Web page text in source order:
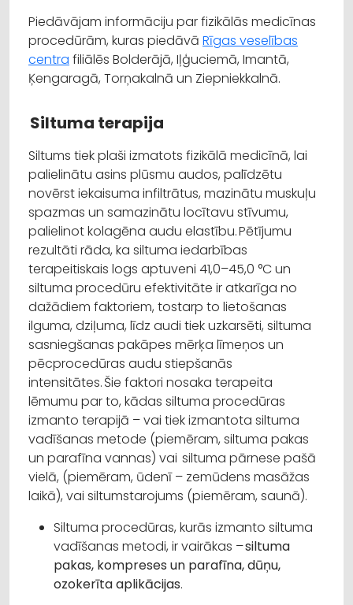
Piedāvājam informāciju par fizikālās medicīnas
procedūrām, kuras piedāvā Rīgas veselības
centra filiālēs Bolderājā, Iļģuciemā, Imantā,
Ķengaragā, Torņakalnā un Ziepniekkalnā.
Siltuma terapija
Siltums tiek plaši izmatots fizikālā medicīnā, lai
palielinātu asins plūsmu audos, palīdzētu
novērst iekaisuma infiltrātus, mazinātu muskuļu
spazmas un samazinātu locītavu stīvumu,
palielinot kolagēna audu elastību. Pētījumu
rezultāti rāda, ka siltuma iedarbības
terapeitiskais logs aptuveni 41,0–45,0 °C un
siltuma procedūru efektivitāte ir atkarīga no
dažādiem faktoriem, tostarp to lietošanas
ilguma, dziļuma, līdz audi tiek uzkarsēti, siltuma
sasniegšanas pakāpes mērķa līmeņos un
pēcprocedūras audu stiepšanās
intensitātes. Šie faktori nosaka terapeita
lēmumu par to, kādas siltuma procedūras
izmanto terapijā – vai tiek izmantota siltuma
vadīšanas metode (piemēram, siltuma pakas
un parafīna vannas) vai siltuma pārnese pašā
vielā, (piemēram, ūdenī – zemūdens masāžas
laikā), vai siltumstarojums (piemēram, saunā).
Siltuma procedūras, kurās izmanto siltuma
vadīšanas metodi, ir vairākas –siltuma
pakas, kompreses un parafīna, dūņu,
ozokerīta aplikācijas.